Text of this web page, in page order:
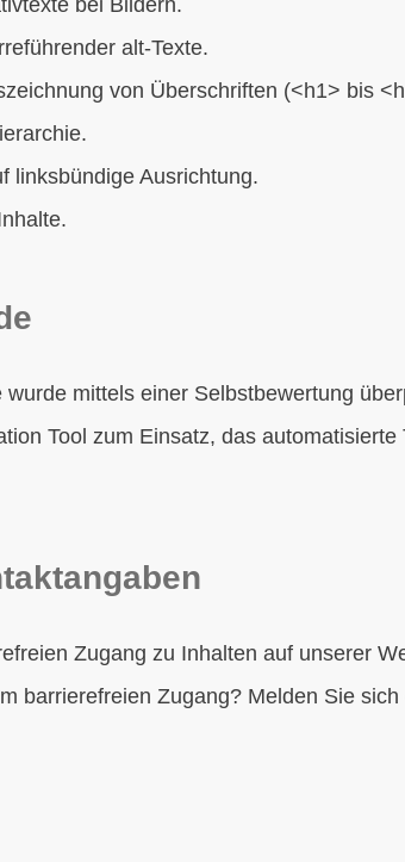
bei Bildern.
alt-Texte.
von Überschriften (<h1> bis
linksbündige Ausrichtung.
mittels einer Selbstbewertung
Tool zum Einsatz, das
Zugang zu Inhalten auf unserer
barrierefreien Zugang? Melden Sie